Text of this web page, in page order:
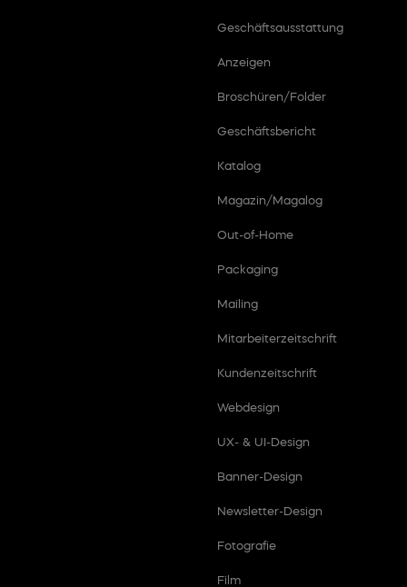
Geschäftsausstattung
Anzeigen
Broschüren/Folder
Geschäftsbericht
Katalog
Magazin/Magalog
Out-of-Home
Packaging
Mailing
Mitarbeiterzeitschrift
Kundenzeitschrift
Webdesign
UX- & UI-Design
Banner-Design
Newsletter-Design
Fotografie
Film